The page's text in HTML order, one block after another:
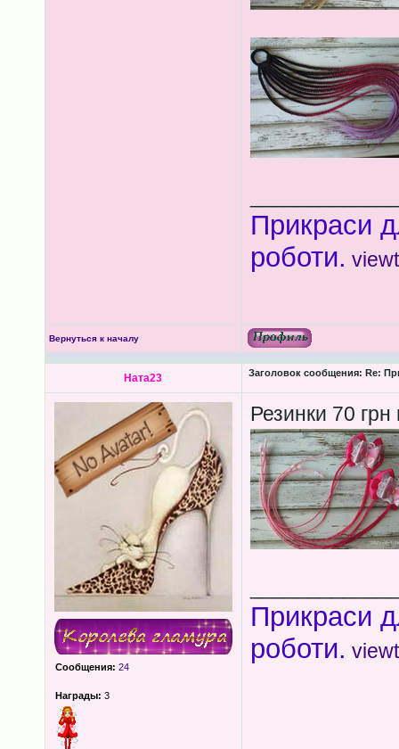
Прикраси
роботи.
Вернуться к началу
Ната23 Заголовок сообщения: Re:
Сообщения: 24
Награды: 3
Резинки 70 грн
Прикраси
роботи.